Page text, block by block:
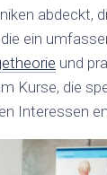
abdeckt,
ein
und
Kurse, die
Interessen